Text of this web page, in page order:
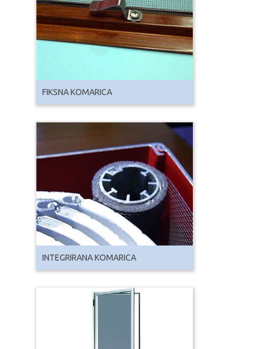
FIKSNA KOMARICA
INTEGRIRANA KOMARICA